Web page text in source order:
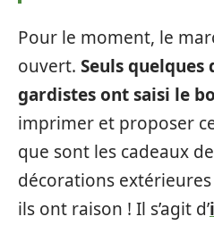
Pour le moment, le
ouvert. Seuls quelques
gardistes ont saisi le
imprimer et proposer
que sont les cadeaux
décorations
ils ont raison ! Il s’agit d’